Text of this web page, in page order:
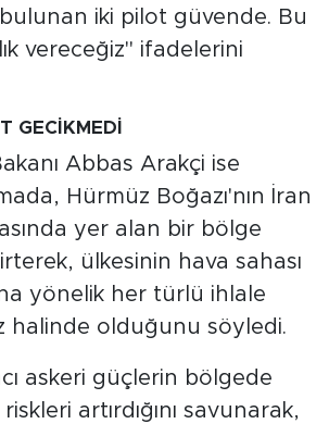
iki pilot güvende. Bu
vereceğiz" ifadelerini
GECİKMEDİ
Abbas Arakçi ise
Hürmüz Boğazı'nın İran
yer alan bir bölge
ülkesinin hava sahası
yönelik her türlü ihlale
halinde olduğunu söyledi.
askeri güçlerin bölgede
artırdığını savunarak,